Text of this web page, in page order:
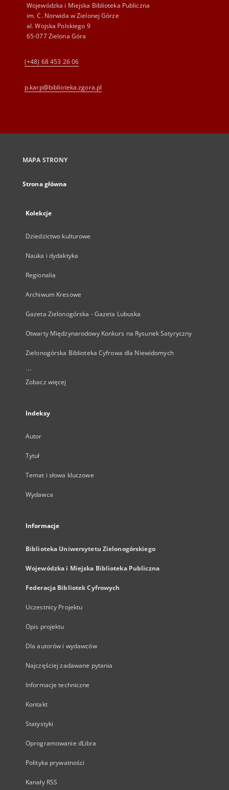
Wojewódzka i Miejska Biblioteka Publiczna
im. C. Norwida w Zielonej Górze
al. Wojska Polskiego 9
65-077 Zielona Góra
(+48) 68 453 26 06
p.karp@biblioteka.zgora.pl
MAPA STRONY
Strona główna
Kolekcje
Dziedzictwo kulturowe
Nauka i dydaktyka
Regionalia
Archiwum Kresowe
Gazeta Zielonogórska - Gazeta Lubuska
Otwarty Międzynarodowy Konkurs na Rysunek Satyryczny
Zielonogórska Biblioteka Cyfrowa dla Niewidomych
...
Zobacz więcej
Indeksy
Autor
Tytuł
Temat i słowa kluczowe
Wydawca
Informacje
Biblioteka Uniwersytetu Zielonogórskiego
Wojewódzka i Miejska Biblioteka Publiczna
Federacja Bibliotek Cyfrowych
Uczestnicy Projektu
Opis projektu
Dla autorów i wydawców
Najczęściej zadawane pytania
Informacje techniczne
Kontakt
Statystyki
Oprogramowanie dLibra
Polityka prywatności
Kanały RSS